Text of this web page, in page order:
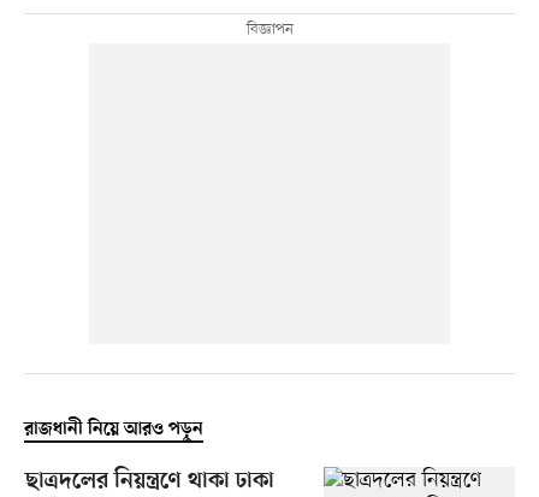
রাজধানী নিয়ে আরও পড়ুন
ছাত্রদলের নিয়ন্ত্রণে থাকা ঢাকা